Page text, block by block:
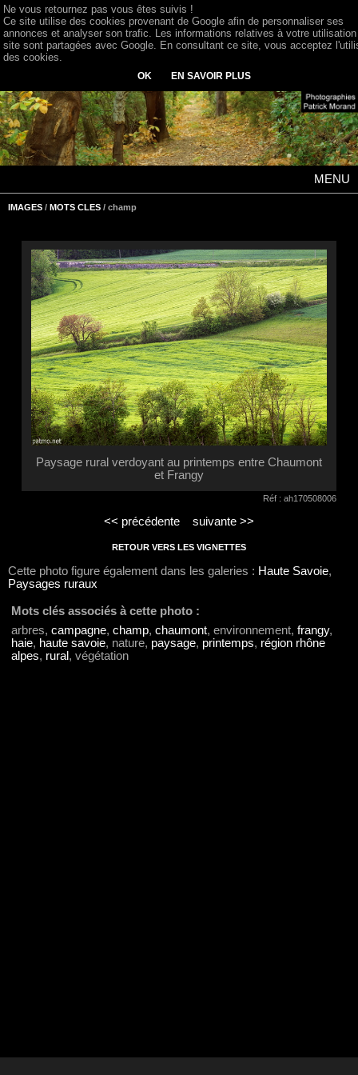
MENU
IMAGES / MOTS CLES / champ
Paysage rural verdoyant au printemps entre Chaumont
et Frangy
Réf : ah170508006
<< précédente suivante >>
RETOUR VERS LES VIGNETTES
Cette photo figure également dans les galeries : Haute Savoie,
Paysages ruraux
Mots clés associés à cette photo :
arbres, campagne, champ, chaumont, environnement, frangy,
haie, haute savoie, nature, paysage, printemps, région rhône
alpes, rural, végétation
Ne vous retournez pas vous êtes suivis !
Ce site utilise des cookies provenant de Google afin de personnaliser ses
annonces et analyser son trafic. Les informations relatives à votre
site sont partagées avec Google. En consultant ce site, vous acceptez
des cookies.
OK EN SAVOIR PLUS